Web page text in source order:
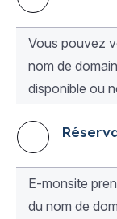
Vous pouvez
nom de
disponible ou
E-monsite
du nom de